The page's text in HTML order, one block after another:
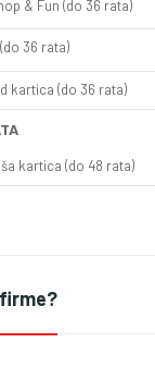
& Fun (do 36 rata)
36 rata)
kartica (do 36 rata)
kartica (do 48 rata)